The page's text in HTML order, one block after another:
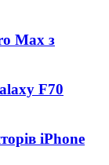
Max з
F70
iPhone